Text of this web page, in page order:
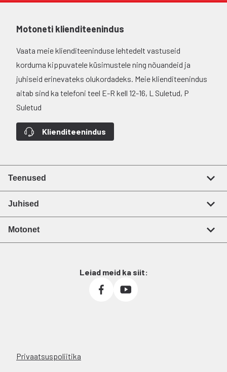
Motoneti klienditeenindus
Vaata meie klienditeeninduse lehtedelt vastuseid
korduma kippuvatele küsimustele ning nõuandeid ja
juhiseid erinevateks olukordadeks. Meie klienditeenindus
aitab sind ka telefoni teel E-R kell 12-16, L Suletud, P
Suletud
Klienditeenindus
Teenused
Juhised
Motonet
Leiad meid ka siit:
Privaatsuspoliitika